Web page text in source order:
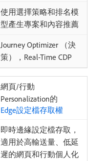
使用選擇策略和排名模
型產生專案和內容推薦
Journey Optimizer （決
策），Real-Time CDP
網頁/行動
Personalization的
Edge設定檔存取權
即時邊緣設定檔存取，
適用於高輸送量、低延
遲的網頁和行動個人化